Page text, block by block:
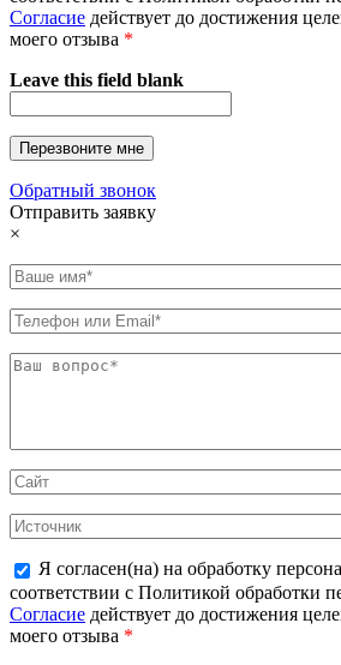
Согласие действует до достижения
моего отзыва *
Leave this field blank
Обратный звонок
Отправить заявку
×
Я согласен(на) на обработку
соответствии с Политикой обработки
Согласие действует до достижения
моего отзыва *